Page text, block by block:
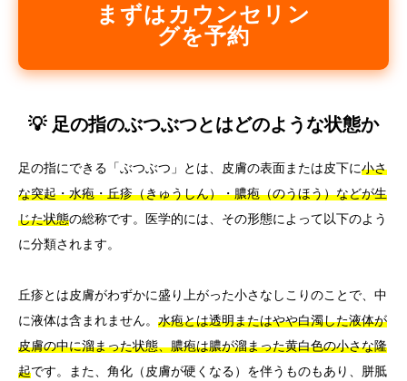
まずはカウンセリン
グを予約
💡 足の指のぶつぶつとはどのような状態か
足の指にできる「ぶつぶつ」とは、皮膚の表面または皮下に小さ
な突起・水疱・丘疹（きゅうしん）・膿疱（のうほう）などが生
じた状態の総称です。医学的には、その形態によって以下のよう
に分類されます。
丘疹とは皮膚がわずかに盛り上がった小さなしこりのことで、中
に液体は含まれません。 水疱とは透明またはやや白濁した液体が
皮膚の中に溜まった状態、膿疱は膿が溜まった黄白色の小さな隆
起です。また、角化（皮膚が硬くなる）を伴うものもあり、胼胝